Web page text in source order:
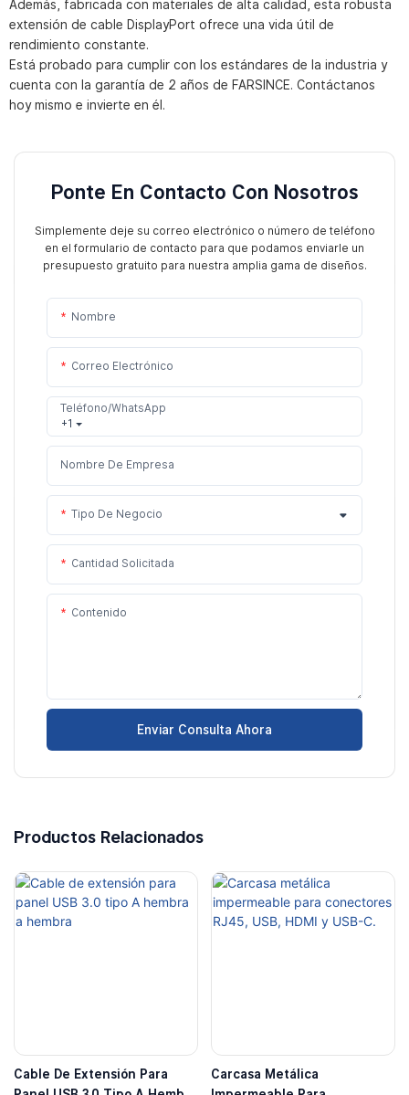
Además, fabricada con materiales de alta calidad, esta robusta
extensión de cable DisplayPort ofrece una vida útil de
rendimiento constante.
Está probado para cumplir con los estándares de la industria y
cuenta con la garantía de 2 años de FARSINCE. Contáctanos
hoy mismo e invierte en él.
Ponte En Contacto Con Nosotros
Simplemente deje su correo electrónico o número de teléfono
en el formulario de contacto para que podamos enviarle un
presupuesto gratuito para nuestra amplia gama de diseños.
Nombre
Correo Electrónico
+1
Teléfono/WhatsApp
Nombre De Empresa
Tipo De Negocio
Cantidad Solicitada
Contenido
Enviar Consulta Ahora
Productos Relacionados
Cable De Extensión Para
Carcasa Metálica